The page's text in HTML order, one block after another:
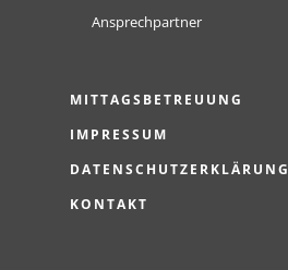
Ansprechpartner
MITTAGSBETREUUNG
IMPRESSUM
DATENSCHUTZERKLÄRUNG
KONTAKT